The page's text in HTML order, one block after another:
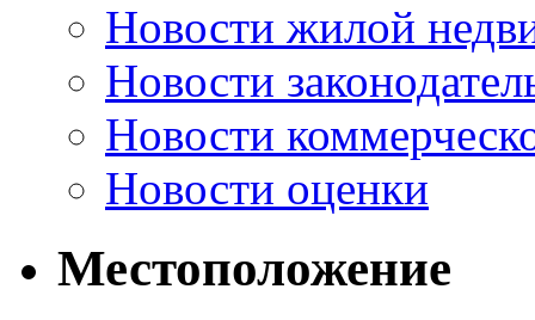
Новости жилой
Новости
Новости
Новости оценки
Местоположение